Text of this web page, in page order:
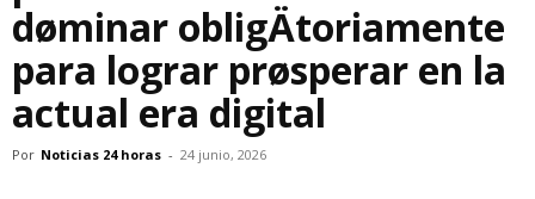
døminar obligÄtoriamente
para lograr prøsperar en la
actual era digital
Por Noticias 24 horas - 24 junio, 2026